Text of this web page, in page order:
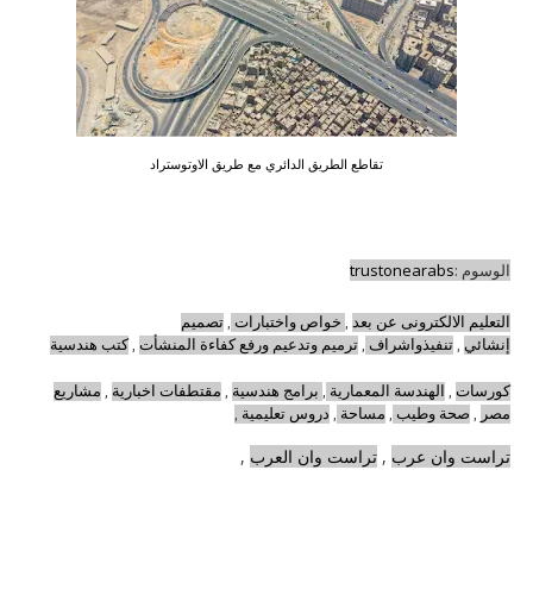
تقاطع الطريق الدائري مع طريق الاوتوستراد
الوسوم :trustonearabs
التعليم الالكترونى عن بعد,خواص واختبارات ,تصميم
إنشائي,تنفيذواشراف ,ترميم وتدعيم ورفع كفاءة المنشأت,كتب هندسية
كورسات, الهندسة المعمارية , برامج هندسية , مقتطفات اخبارية , مشاريع
مصر , صحة وطيب , مساحة , دروس تعليمية ,
تراست وان عرب , تراست وان العرب ,